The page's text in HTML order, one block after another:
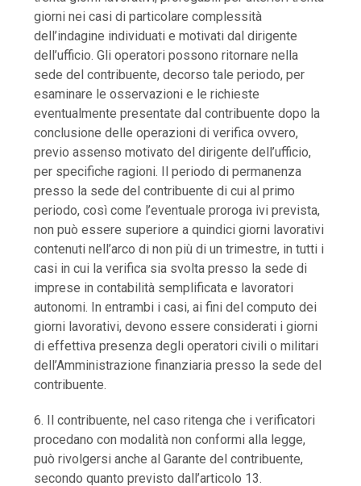
giorni nei casi di particolare complessità
dell’indagine individuati e motivati dal dirigente
dell’ufficio. Gli operatori possono ritornare nella
sede del contribuente, decorso tale periodo, per
esaminare le osservazioni e le richieste
eventualmente presentate dal contribuente dopo la
conclusione delle operazioni di verifica ovvero,
previo assenso motivato del dirigente dell’ufficio,
per specifiche ragioni. Il periodo di permanenza
presso la sede del contribuente di cui al primo
periodo, così come l’eventuale proroga ivi prevista,
non può essere superiore a quindici giorni lavorativi
contenuti nell’arco di non più di un trimestre, in tutti i
casi in cui la verifica sia svolta presso la sede di
imprese in contabilità semplificata e lavoratori
autonomi. In entrambi i casi, ai fini del computo dei
giorni lavorativi, devono essere considerati i giorni
di effettiva presenza degli operatori civili o militari
dell’Amministrazione finanziaria presso la sede del
contribuente.
6. Il contribuente, nel caso ritenga che i verificatori
procedano con modalità non conformi alla legge,
può rivolgersi anche al Garante del contribuente,
secondo quanto previsto dall’articolo 13.